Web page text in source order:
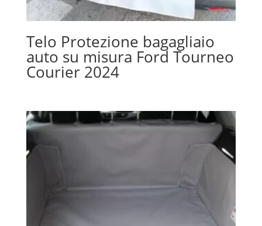
Telo Protezione bagagliaio
auto su misura Ford Tourneo
Courier 2024